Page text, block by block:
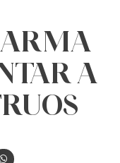
ARMA
A